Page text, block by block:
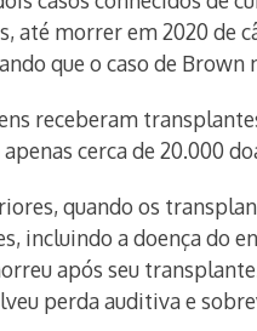
até morrer em 2020 de
que o caso de Brown
receberam
cerca de 20.000
quando os
incluindo a doença do
após seu
perda auditiva e